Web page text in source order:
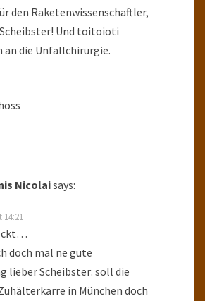
den Raketenwissenschaftler,
Und toitoioti
an die Unfallchirurgie.
Nicolaisays:
14:21
doch mal ne gute
lieber Scheibster: soll die
in München doch